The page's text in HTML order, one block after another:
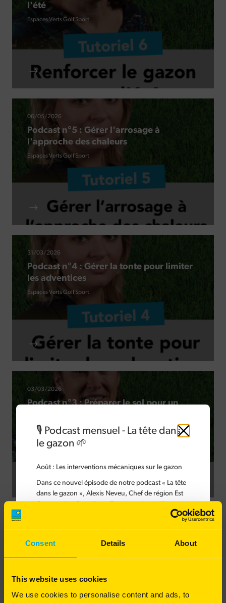
Consent Details About
This website uses cookies
We use cookies to personalise content and ads, to
l'été
Espaces VertsGolfSport
06/05/2026
Podcast n°5 : Gérer l'arrosage à
l'approche des chaleurs
Espaces VertsGolf Sport
31/03/2026
Podcast n°4 : Gérer la tonte pour limiter
les adventices
Espaces VertsGolf Sport
03/03/2026
Podcast n°3 : Préparer le sol pour un
Espaces Verts GolfSport
Des conseils, nouveautés produits...
Fermer
🎙️ Podcast mensuel - La tête dans
le gazon 🌱
Août : Les interventions mécaniques sur le gazon
Dans ce nouvel épisode de notre podcast « La tête
dans le gazon », Alexis Neveu, Chef de région Est
différentes interventions mécaniques à réaliser sur
Les interventions mécaniques sont indispensables
préserver durablement la qualité du sol et
d'optimiser les bénéfices de la tonte, de l'arrosage